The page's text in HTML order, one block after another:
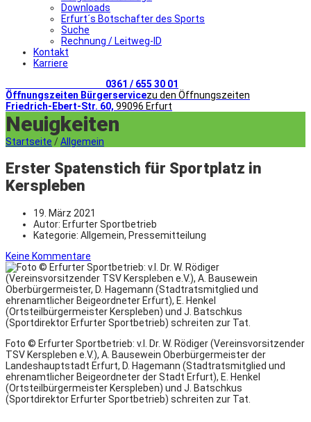
Downloads
Erfurt´s Botschafter des Sports
Suche
Rechnung / Leitweg-ID
Kontakt
Karriere
0361 / 655 30 01
Öffnungszeiten Bürgerservicezu den Öffnungszeiten
Friedrich-Ebert-Str. 60, 99096 Erfurt
Neuigkeiten
Startseite /Allgemein
Erster Spatenstich für Sportplatz in
Kerspleben
19. März 2021
Autor: Erfurter Sportbetrieb
Kategorie: Allgemein, Pressemitteilung
Keine Kommentare
Foto © Erfurter Sportbetrieb: v.l. Dr. W. Rödiger (Vereinsvorsitzender
TSV Kerspleben e.V.), A. Bausewein Oberbürgermeister der
Landeshauptstadt Erfurt, D. Hagemann (Stadtratsmitglied und
ehrenamtlicher Beigeordneter der Stadt Erfurt), E. Henkel
(Ortsteilbürgermeister Kerspleben) und J. Batschkus
(Sportdirektor Erfurter Sportbetrieb) schreiten zur Tat.